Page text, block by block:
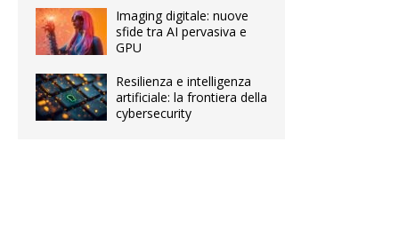
Imaging digitale: nuove
sfide tra AI pervasiva e
GPU
Resilienza e intelligenza
artificiale: la frontiera della
cybersecurity